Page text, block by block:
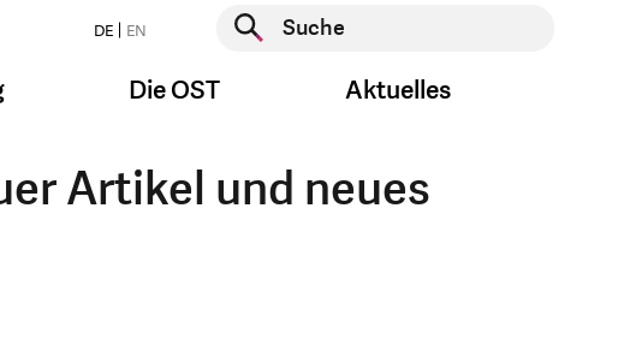
DE EN
Suche starten
Die OST Aktuelles
Artikel und neues